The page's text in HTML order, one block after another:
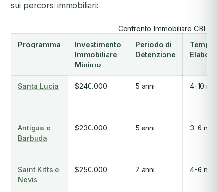
sui percorsi immobiliari:
Confronto Immobiliare CBI
Programma
Investimento
Immobiliare
Minimo
Periodo di
Detenzione
Tempi
Santa Lucia $240.000 5 anni 4-10
Antigua e
Barbuda
$230.000 5 anni 3-6
Saint Kitts e
Nevis
$250.000 7 anni 4-6